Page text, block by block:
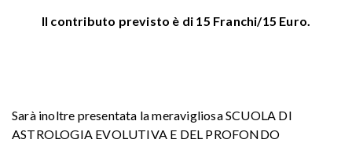
Il contributo previsto è di 15 Franchi/15 Euro.
Sarà inoltre presentata la meravigliosa SCUOLA DI
ASTROLOGIA EVOLUTIVA E DEL PROFONDO